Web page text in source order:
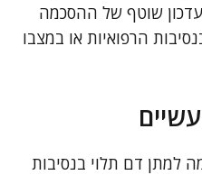
עדכון שוטף של ההסכמה
הרפואיות או במצבו
למתן דם תלוי בנסיבות